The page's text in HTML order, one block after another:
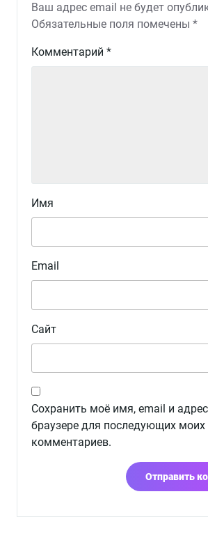
Ваш адрес email не будет
Обязательные поля помечены *
Комментарий *
Имя
Email
Сайт
Сохранить моё имя, email и
браузере для последующих моих
комментариев.